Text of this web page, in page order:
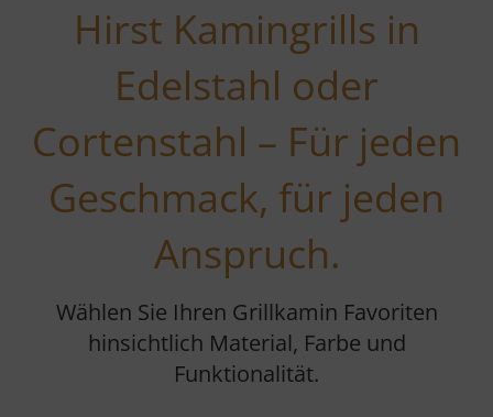
Hirst Kamingrills in
Edelstahl oder
Cortenstahl – Für jeden
Geschmack, für jeden
Anspruch.
Wählen Sie Ihren Grillkamin Favoriten
hinsichtlich Material, Farbe und
Funktionalität.